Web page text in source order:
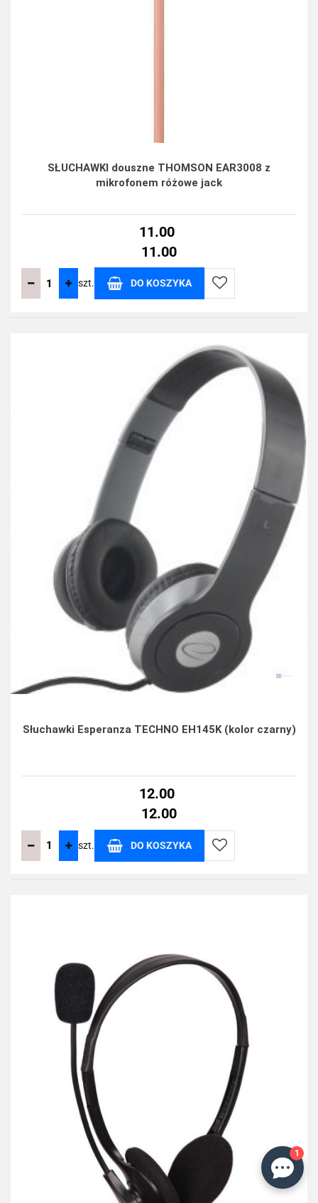
SŁUCHAWKI douszne THOMSON EAR3008 z
mikrofonem różowe jack
11.00
11.00
szt. DO KOSZYKA
Do
przechowalni
Słuchawki Esperanza TECHNO EH145K (kolor czarny)
12.00
12.00
szt. DO KOSZYKA
Do
1